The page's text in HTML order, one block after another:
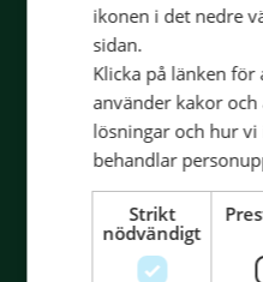
Besöksadress
Ekumeniska Centret
Gustavslundsvägen 18
167 51 Bromma
Postadress
167 15 Bromma
info@libris.se
ikonen i det nedre
sidan.
Klicka på länken
använder kakor
lösningar och hur
behandlar
Strikt
nödvändigt